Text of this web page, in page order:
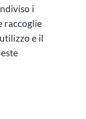
i
raccoglie
e il